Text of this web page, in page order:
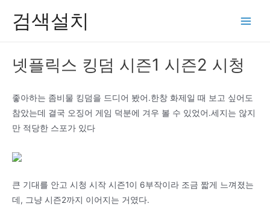
검색설치
넷플릭스 킹덤 시즌1 시즌2 시청
좋아하는 좀비물 킹덤을 드디어 봤어.한창 화제일 때 보고 싶어도
참았는데 결국 오징어 게임 덕분에 겨우 볼 수 있었어.세지는 않지
만 적당한 스포가 있다
큰 기대를 안고 시청 시작 시즌1이 6부작이라 조금 짧게 느껴졌는
데, 그냥 시즌2까지 이어지는 거였다.